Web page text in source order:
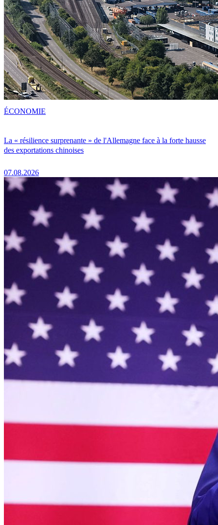
La « résilience surprenante » de l'Allemagne face à la forte hausse
des exportations chinoises
07.08.2026
ÉCONOMIE